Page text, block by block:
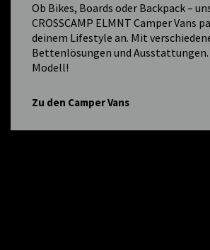
Ob Bikes, Boards oder Backpack –
CROSSCAMP ELMNT Camper Vans
deinem Lifestyle an. Mit
Bettenlösungen und Ausstattungen.
Modell!
Zu den Camper Vans